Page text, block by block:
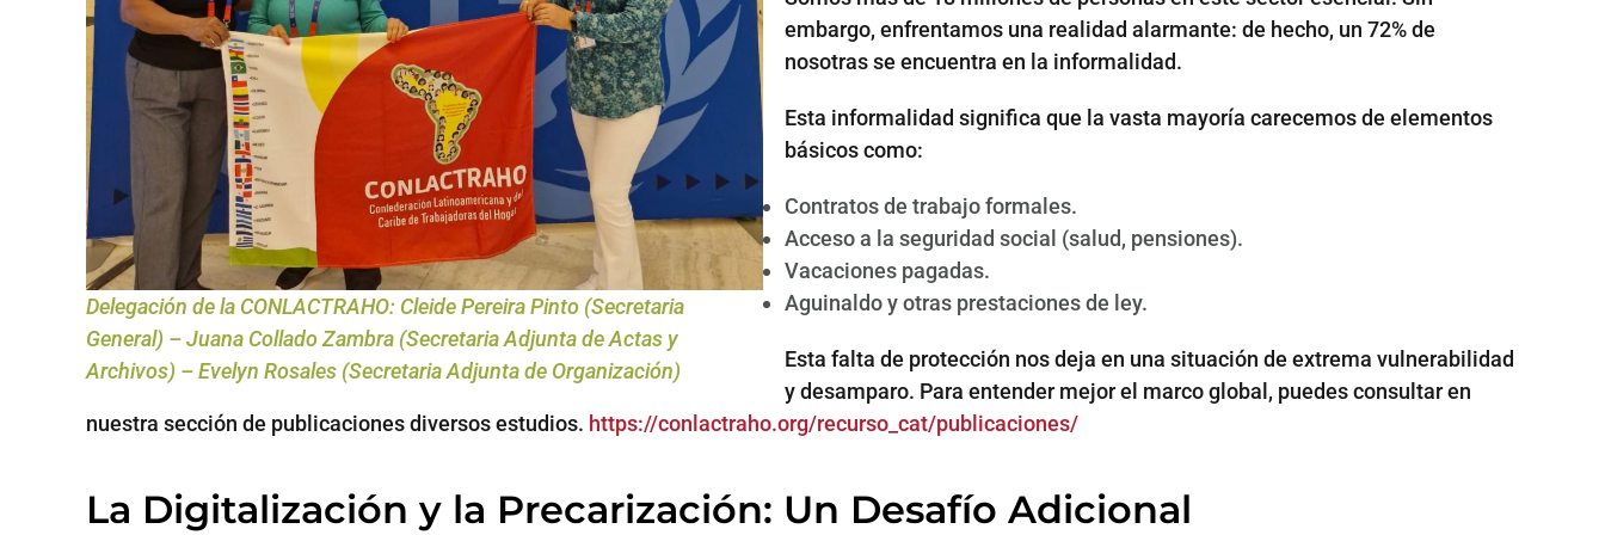
Delegación de la CONLACTRAHO: Cleide Pereira Pinto (Secretaria
General) – Juana Collado Zambra (Secretaria Adjunta de Actas y
Archivos) – Evelyn Rosales (Secretaria Adjunta de Organización)
embargo, enfrentamos una realidad alarmante: de hecho, un 72% de
nosotras se encuentra en la informalidad.
Esta informalidad significa que la vasta mayoría carecemos de elementos
básicos como:
Contratos de trabajo formales.
Acceso a la seguridad social (salud, pensiones).
Vacaciones pagadas.
Aguinaldo y otras prestaciones de ley.
Esta falta de protección nos deja en una situación de extrema vulnerabilidad
y desamparo. Para entender mejor el marco global, puedes consultar en
nuestra sección de publicaciones diversos estudios. https://conlactraho.org/recurso_cat/publicaciones/
La Digitalización y la Precarización: Un Desafío Adicional